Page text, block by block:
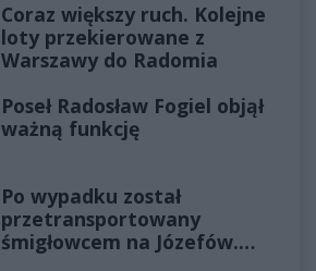
Coraz większy ruch. Kolejne
loty przekierowane z
Warszawy do Radomia
Poseł Radosław Fogiel objął
ważną funkcję
Po wypadku został
przetransportowany
śmigłowcem na Józefów.